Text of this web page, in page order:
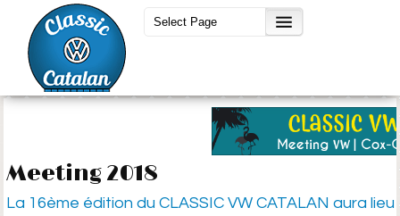
Meeting 2018
La 16ème édition du CLASSIC VW CATALAN aura lieu